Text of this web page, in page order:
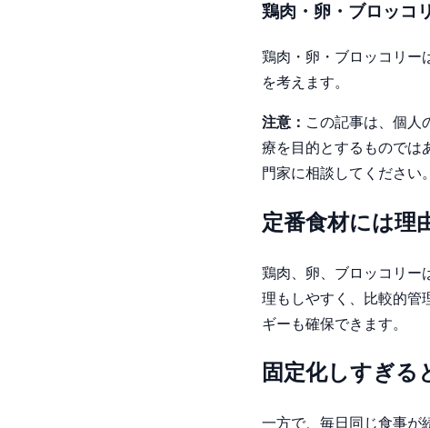
鶏肉・卵・ブロッコ
鶏肉・卵・ブロッコリー
を考えます。
注意： この記事は、個人
療を目的とするものでは
門家に相談してください。
定番食材には理
鶏肉、卵、ブロッコリー
理もしやすく、比較的管
ギーも確保できます。
固定化しすぎる
一方で、毎日同じ食事が